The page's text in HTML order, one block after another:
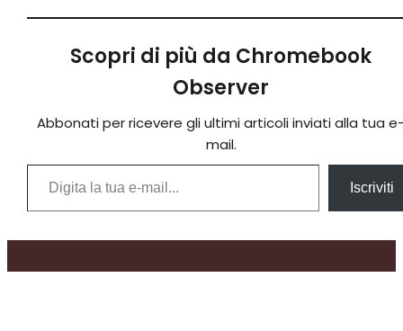
Scopri di più da Chromebook
Observer
Abbonati per ricevere gli ultimi articoli inviati alla tua
mail.
Digita la tua e-mail...
Iscriviti